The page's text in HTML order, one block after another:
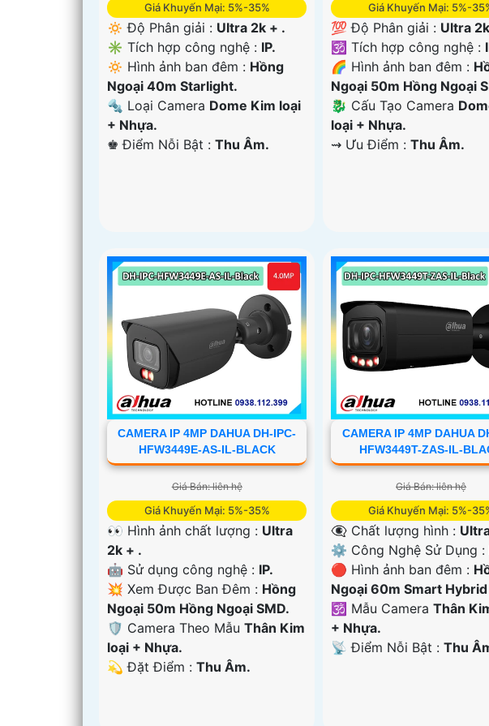
Giá Khuyến Mại: 5%-35%
🔅 Độ Phân giải : Ultra 2k + .
✳️ Tích hợp công nghệ : IP.
🔅 Hình ảnh ban đêm : Hồng
Ngoại 40m Starlight.
🔩 Loại Camera Dome Kim loại
+ Nhựa.
️♚ Điểm Nỗi Bật : Thu Âm.
Giá Khuyến Mại: 5%-
💯 Độ Phân giải : Ultra
🕉️ Tích hợp công nghệ :
🌈 Hình ảnh ban đêm :
Ngoại 50m Hồng Ngoại
🐉️ Cấu Tạo Camera
loại + Nhựa.
️⇝ Ưu Điểm :Thu Âm.
CAMERA IP 4MP DAHUA DH-IPC-
HFW3449E-AS-IL-BLACK
Giá Bán: liên hệ
Giá Khuyến Mại: 5%-35%
👀 Hình ảnh chất lượng : Ultra
2k + .
🤖️ Sử dụng công nghệ : IP.
💥 Xem Được Ban Đêm : Hồng
Ngoại 50m Hồng Ngoại SMD.
🛡 Camera Theo Mẫu Thân Kim
loại + Nhựa.
️💫 Đặt Điểm : Thu Âm.
CAMERA IP 4MP DAHUA
HFW3449T-ZAS-IL-
Giá Bán: liên hệ
Giá Khuyến Mại: 5%-
👁️‍🗨 Chất lượng hình :
⚙ Công Nghệ Sử Dụng :
🔴 Hình ảnh ban đêm :
Ngoại 60m Smart
🕉️ Mẫu CameraThân
+ Nhựa.
️📡 Điểm Nỗi Bật :Thu